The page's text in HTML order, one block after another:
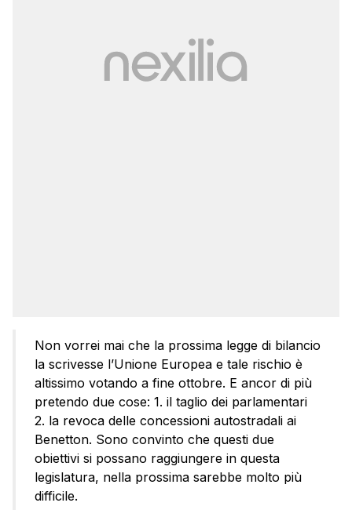
Non vorrei mai che la prossima legge di bilancio
la scrivesse l’Unione Europea e tale rischio è
altissimo votando a fine ottobre. E ancor di più
pretendo due cose: 1. il taglio dei parlamentari
2. la revoca delle concessioni autostradali ai
Benetton. Sono convinto che questi due
obiettivi si possano raggiungere in questa
legislatura, nella prossima sarebbe molto più
difficile.